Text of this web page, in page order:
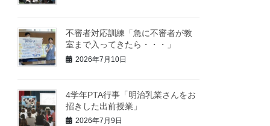
不審者対応訓練「急に不審者が教
室まで入ってきたら・・・」
2026年7月10日
4学年PTA行事「明治乳業さんをお
招きした出前授業」
2026年7月9日